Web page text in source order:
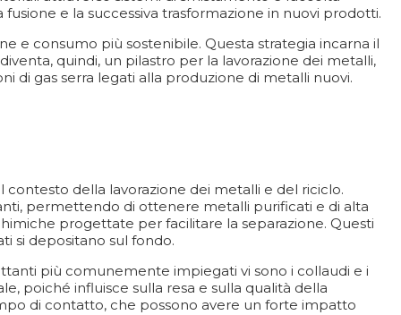
e la successiva trasformazione in nuovi prodotti.
e consumo più sostenibile. Questa strategia incarna il
quindi, un pilastro per la lavorazione dei metalli,
di gas serra legati alla produzione di metalli nuovi.
della lavorazione dei metalli e del riciclo.
permettendo di ottenere metalli purificati e di alta
progettate per facilitare la separazione. Questi
si depositano sul fondo.
più comunemente impiegati vi sono i collaudi e i
poiché influisce sulla resa e sulla qualità della
di contatto, che possono avere un forte impatto